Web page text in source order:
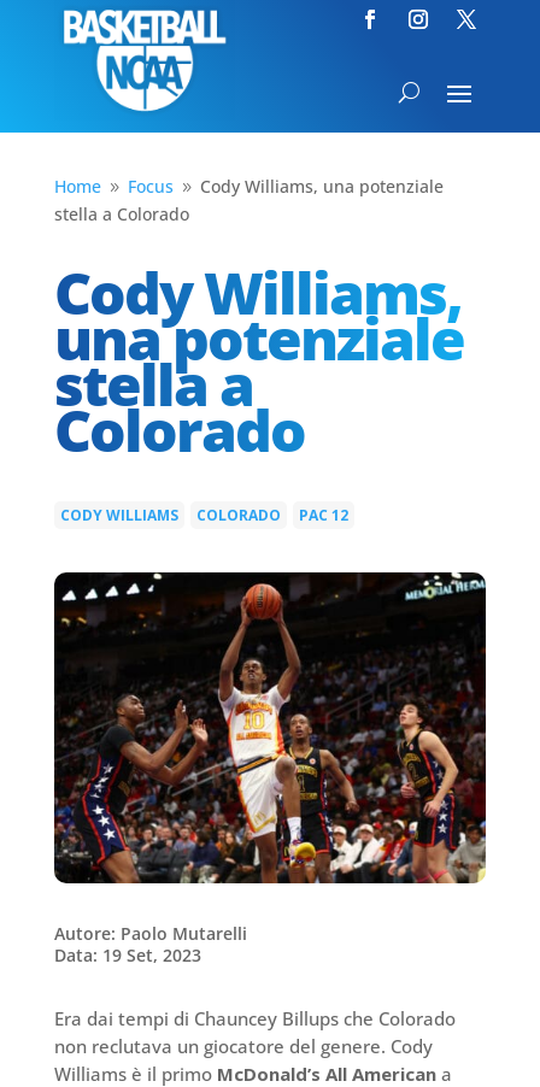
Home 9 Focus 9 Cody Williams, una potenziale
stella a Colorado
Cody Williams,
una potenziale
stella a
Colorado
CODY WILLIAMS COLORADO PAC 12
Autore: Paolo Mutarelli
Data: 19 Set, 2023
Era dai tempi di Chauncey Billups che Colorado
non reclutava un giocatore del genere. Cody
Williams è il primo McDonald’s All Americana